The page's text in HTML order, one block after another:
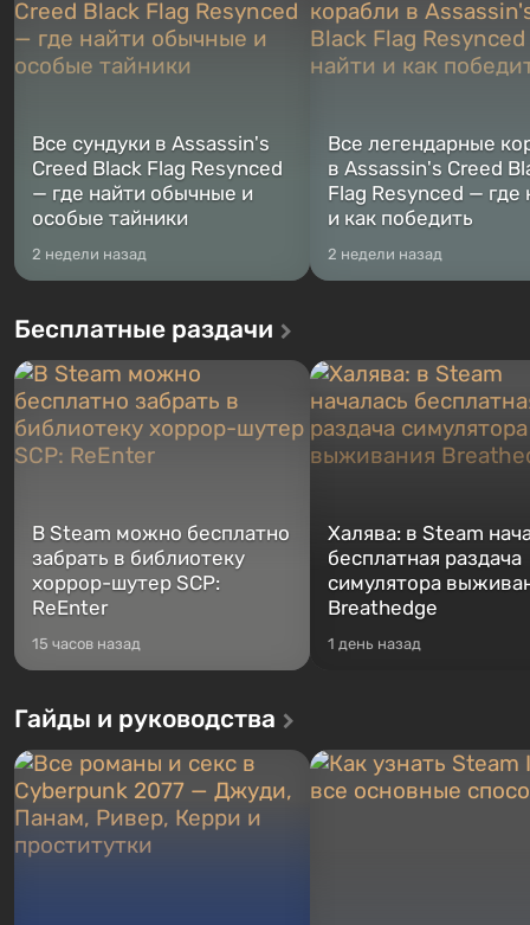
Жанр и...
Место действия Fallout...
Все сундуки в Assassin's
Creed Black Flag Resynced
— где найти обычные и
особые тайники
2 недели назад
Все легендарные
в Assassin's Creed
Flag Resynced — где
и как победить
2 недели назад
Бесплатные раздачи
В Steam можно бесплатно
забрать в библиотеку
хоррор-шутер SCP:
ReEnter
15 часов назад
Халява: в Steam
бесплатная раздача
симулятора
Breathedge
1 день назад
Гайды и руководства